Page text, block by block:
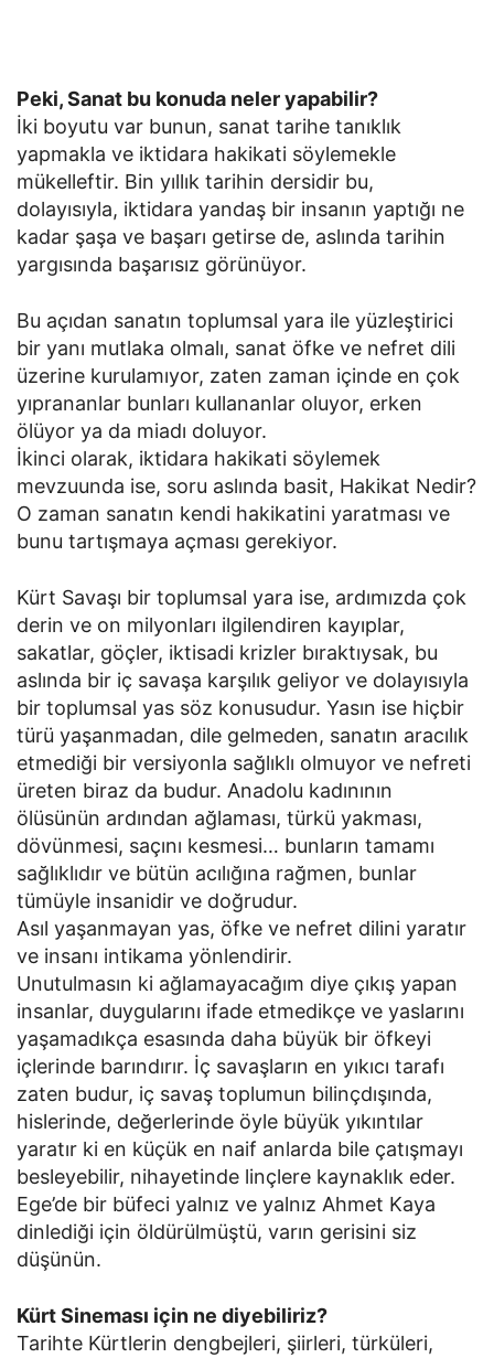
Peki, Sanat bu konuda neler yapabilir?
İki boyutu var bunun, sanat tarihe tanıklık
yapmakla ve iktidara hakikati söylemekle
mükelleftir. Bin yıllık tarihin dersidir bu,
dolayısıyla, iktidara yandaş bir insanın yaptığı ne
kadar şaşa ve başarı getirse de, aslında tarihin
yargısında başarısız görünüyor.
Bu açıdan sanatın toplumsal yara ile yüzleştirici
bir yanı mutlaka olmalı, sanat öfke ve nefret dili
üzerine kurulamıyor, zaten zaman içinde en çok
yıprananlar bunları kullananlar oluyor, erken
ölüyor ya da miadı doluyor.
İkinci olarak, iktidara hakikati söylemek
mevzuunda ise, soru aslında basit, Hakikat Nedir?
O zaman sanatın kendi hakikatini yaratması ve
bunu tartışmaya açması gerekiyor.
Kürt Savaşı bir toplumsal yara ise, ardımızda çok
derin ve on milyonları ilgilendiren kayıplar,
sakatlar, göçler, iktisadi krizler bıraktıysak, bu
aslında bir iç savaşa karşılık geliyor ve dolayısıyla
bir toplumsal yas söz konusudur. Yasın ise hiçbir
türü yaşanmadan, dile gelmeden, sanatın aracılık
etmediği bir versiyonla sağlıklı olmuyor ve nefreti
üreten biraz da budur. Anadolu kadınının
ölüsünün ardından ağlaması, türkü yakması,
dövünmesi, saçını kesmesi… bunların tamamı
sağlıklıdır ve bütün acılığına rağmen, bunlar
tümüyle insanidir ve doğrudur.
Asıl yaşanmayan yas, öfke ve nefret dilini yaratır
ve insanı intikama yönlendirir.
Unutulmasın ki ağlamayacağım diye çıkış yapan
insanlar, duygularını ifade etmedikçe ve yaslarını
yaşamadıkça esasında daha büyük bir öfkeyi
içlerinde barındırır. İç savaşların en yıkıcı tarafı
zaten budur, iç savaş toplumun bilinçdışında,
hislerinde, değerlerinde öyle büyük yıkıntılar
yaratır ki en küçük en naif anlarda bile çatışmayı
besleyebilir, nihayetinde linçlere kaynaklık eder.
Ege’de bir büfeci yalnız ve yalnız Ahmet Kaya
dinlediği için öldürülmüştü, varın gerisini siz
düşünün.
Kürt Sineması için ne diyebiliriz?
Tarihte Kürtlerin dengbejleri, şiirleri, türküleri,